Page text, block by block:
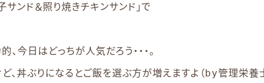
サンド＆照り焼きチキンサンド」で
今日はどっちが人気だろう・・・。
丼ぶりになるとご飯を選ぶ方が増えますよ（by管理栄養